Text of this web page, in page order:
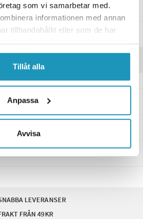
som vi samarbetar med.
informationen med annan
tillhandahållit eller som de har
Tillåt alla
Anpassa
Avvisa
LEVERANSER
FRÅN 49KR